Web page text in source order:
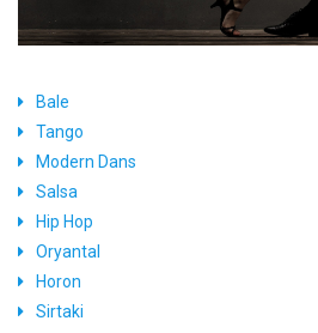
Bale
Tango
Modern Dans
Salsa
Hip Hop
Oryantal
Horon
Sirtaki